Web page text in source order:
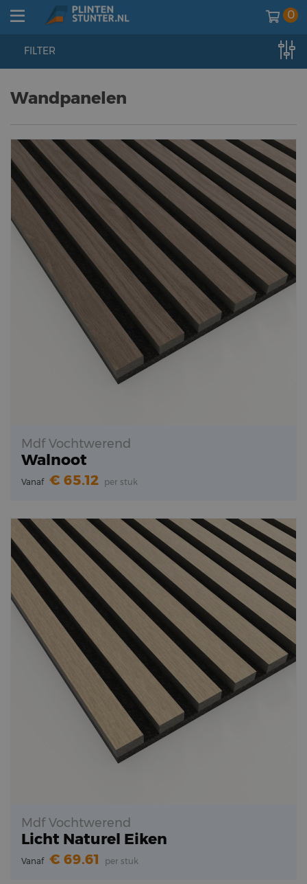
0
home //
FILTER
Wandpanelen
Mdf Vochtwerend
Walnoot
Vanaf 65.12 per stuk
Mdf Vochtwerend
Licht Naturel Eiken
Vanaf 69.61 per stuk